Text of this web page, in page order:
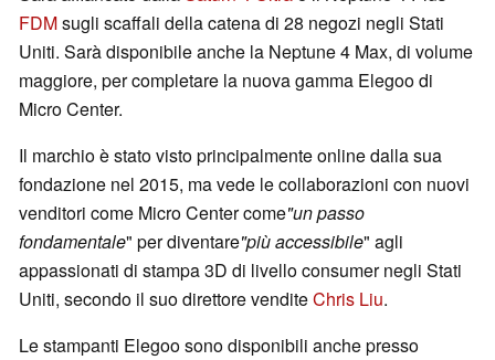
FDMsugli scaffali della catena di 28 negozi negli Stati
Uniti. Sarà disponibile anche la Neptune 4 Max, di volume
maggiore, per completare la nuova gamma Elegoo di
Micro Center.
Il marchio è stato visto principalmente online dalla sua
fondazione nel 2015, ma vede le collaborazioni con nuovi
venditori come Micro Center come"un passo
fondamentale" per diventare"più accessibile" agli
appassionati di stampa 3D di livello consumer negli Stati
Uniti, secondo il suo direttore venditeChris Liu.
Le stampanti Elegoo sono disponibili anche presso